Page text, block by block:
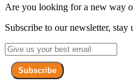
Are you looking for a new way
Subscribe to our newsletter, stay
Subscribe